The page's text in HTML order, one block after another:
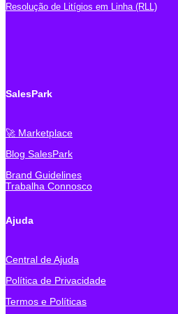
Resolução de Litígios em Linha (RLL)
SalesPark
🚀 Marketplace
Blog SalesPark
Brand Guidelines
Trabalha Connosco
Ajuda
Central de Ajuda
Política de Privacidade
Termos e Políticas